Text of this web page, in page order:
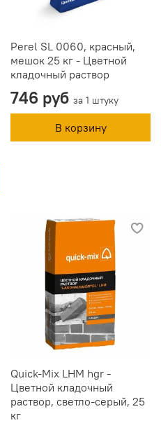
Perel SL 0060, красный,
мешок 25 кг - Цветной
кладочный раствор
746 руб за 1 штуку
В корзину
Quick-Mix LHM hgr -
Цветной кладочный
раствор, светло-серый, 25
кг